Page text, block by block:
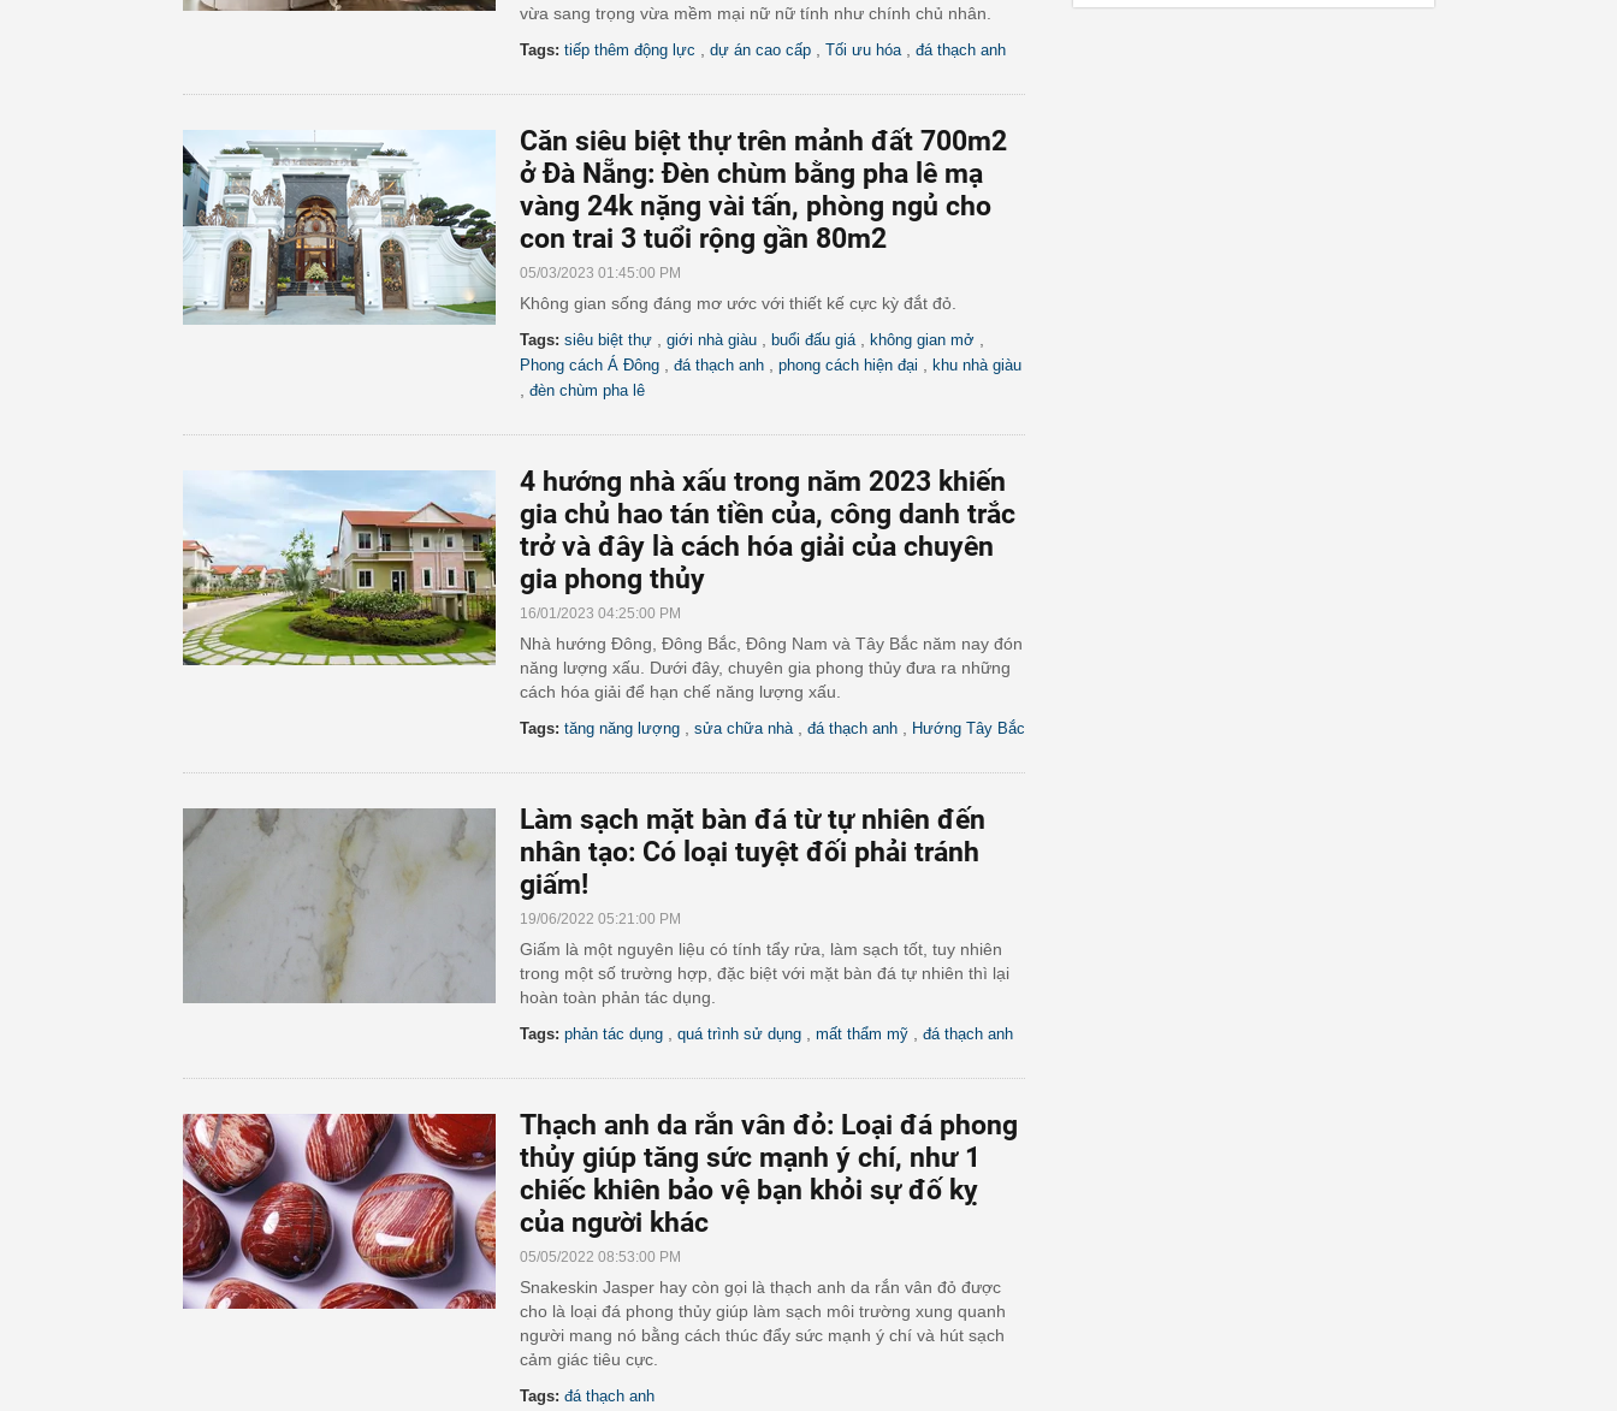
vừa sang trọng vừa mềm mại nữ nữ tính như chính chủ nhân.
Tags: tiếp thêm động lực dự án cao cấp Tối ưu hóa đá thạch anh
Căn siêu biệt thự trên mảnh đất 700m2
ở Đà Nẵng: Đèn chùm bằng pha lê mạ
vàng 24k nặng vài tấn, phòng ngủ cho
con trai 3 tuổi rộng gần 80m2
05/03/2023 01:45:00 PM
Không gian sống đáng mơ ước với thiết kế cực kỳ đắt đỏ.
Tags: siêu biệt thự giới nhà giàu buổi đấu giá không gian mở
Phong cách Á Đông đá thạch anh phong cách hiện đại khu nhà giàu
đèn chùm pha lê
4 hướng nhà xấu trong năm 2023 khiến
gia chủ hao tán tiền của, công danh trắc
trở và đây là cách hóa giải của chuyên
gia phong thủy
16/01/2023 04:25:00 PM
Nhà hướng Đông, Đông Bắc, Đông Nam và Tây Bắc năm nay đón
năng lượng xấu. Dưới đây, chuyên gia phong thủy đưa ra những
cách hóa giải để hạn chế năng lượng xấu.
Tags: tăng năng lượng sửa chữa nhà đá thạch anh Hướng Tây Bắc
Làm sạch mặt bàn đá từ tự nhiên đến
nhân tạo: Có loại tuyệt đối phải tránh
giấm!
19/06/2022 05:21:00 PM
Giấm là một nguyên liệu có tính tẩy rửa, làm sạch tốt, tuy nhiên
trong một số trường hợp, đặc biệt với mặt bàn đá tự nhiên thì lại
hoàn toàn phản tác dụng.
Tags: phản tác dụng quá trình sử dụng mất thẩm mỹ đá thạch anh
Thạch anh da rắn vân đỏ: Loại đá phong
thủy giúp tăng sức mạnh ý chí, như 1
chiếc khiên bảo vệ bạn khỏi sự đố kỵ
của người khác
05/05/2022 08:53:00 PM
Snakeskin Jasper hay còn gọi là thạch anh da rắn vân đỏ được
cho là loại đá phong thủy giúp làm sạch môi trường xung quanh
người mang nó bằng cách thúc đẩy sức mạnh ý chí và hút sạch
cảm giác tiêu cực.
Tags: đá thạch anh